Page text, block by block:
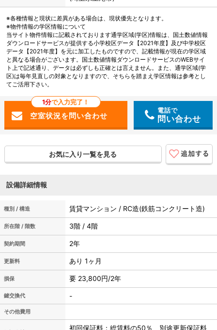
※各種情報と現状に差異がある場合は、現状優先となります。
※物件情報の学区情報について
当サイト物件情報に記載されております通学区域(学区)情報は、国土数値情報
ダウンロードサービスが提供する小学校区データ【2021年度】及び中学校区
データ【2021年度】を元に加工したものですので、記載情報が現在の学区域
と異なる場合がございます。国土数値情報ダウンロードサービスのWEBサイ
ト上で記述通り、データは必ずしも正確とは言えません。また、通学区域(学
区)は毎年見直しの対象となりますので、そちらを踏まえ学区情報は参考とし
てご活用下さい。
1分で入力完了！
電話で
問い合わせ
お気に入り一覧を見る
設備詳細情報
種別 / 構造 賃貸マンション / RC造(鉄筋コンクリート造)
所在階 / 階数 3階 / 4階
契約期間 2年
更新料 あり 1ヶ月
損保 要 23,800円/2年
鍵交換代 -
その他費用
初回保証料：総賃料の50％ 別途更新保証料